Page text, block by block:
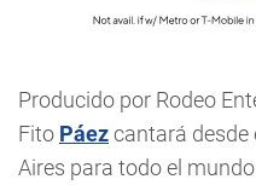
Producido por Rodeo
Fito Páezcantará desde
Aires para todo el